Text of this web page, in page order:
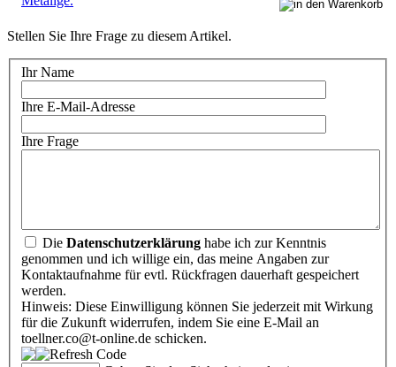
Stellen Sie Ihre Frage zu diesem Artikel.
Ihr Name
Ihre E-Mail-Adresse
Ihre Frage
Die Datenschutzerklärung habe ich zur Kenntnis
genommen und ich willige ein, das meine Angaben zur
Kontaktaufnahme für evtl. Rückfragen dauerhaft gespeichert
werden.
Hinweis: Diese Einwilligung können Sie jederzeit mit Wirkung
für die Zukunft widerrufen, indem Sie eine E-Mail an
toellner.co@t-online.de schicken.